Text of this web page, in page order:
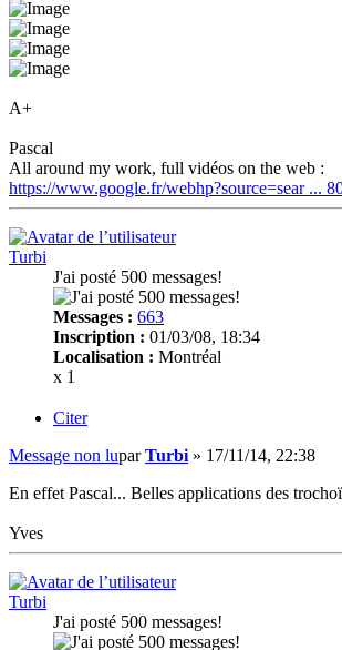
A+
Pascal
All around my work, full vidéos on the web :
https://www.google.fr/webhp?source=sear ...
Turbi
J'ai posté 500 messages!
Messages : 663
Inscription : 01/03/08, 18:34
Localisation : Montréal
x 1
Citer
Message non luparTurbi » 17/11/14, 22:38
En effet Pascal... Belles applications des
Yves
Turbi
J'ai posté 500 messages!